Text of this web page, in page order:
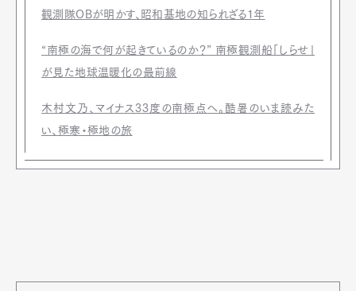
観測隊OBが明かす、昭和基地の知られざる1年
“南極の海で何が起きているのか？” 南極観測船「しらせ」
が見た地球温暖化の最前線
木村文乃、マイナス33度の南極点へ。酷暑のいま読みた
い、極寒・極地の旅